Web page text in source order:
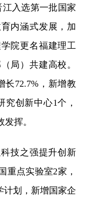
入选第一批国家
内涵式发展，加
院更名福建理工
局）共建高校。
长72.7%，新增教
究创新中心1个，
挥。
技之强提升创新
重点实验室2家，
计划，新增国家企